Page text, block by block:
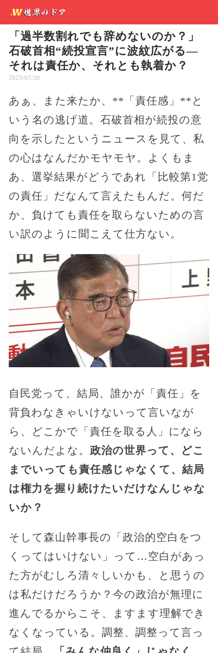
「過半数割れでも辞めないのか？」
石破首相“続投宣言”に波紋広がる—
それは責任か、それとも執着か？
2025/07/20
あぁ、また来たか、**「責任感」**と
いう名の逃げ道。石破首相が続投の意
向を示したというニュースを見て、私
の心はなんだかモヤモヤ。よくもま
あ、選挙結果がどうであれ「比較第1党
の責任」だなんて言えたもんだ。何だ
か、負けても責任を取らないための言
い訳のように聞こえて仕方ない。
自民党って、結局、誰かが「責任」を
背負わなきゃいけないって言いなが
ら、どこかで「責任を取る人」になら
ないんだよな。 政治の世界って、どこ
までいっても責任感じゃなくて、結局
は権力を握り続けたいだけなんじゃな
いか？
そして森山幹事長の「政治的空白をつ
くってはいけない」って…空白があっ
た方がむしろ清々しいかも、と思うの
は私だけだろうか？今の政治が無理に
進んでるからこそ、ますます理解でき
なくなっている。調整、調整って言っ